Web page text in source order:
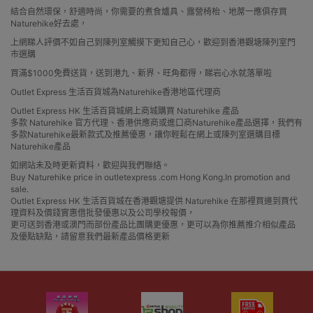
結合自然環保，舒適時尚，你需要的煮食爐具、露營椅枱、地蓆一應俱存買
Naturehike好去處，
上網睇人評價不如自己到陳列室觸摸下更知自己心，歡迎到香港觀塘陳列室門
市選購
買滿$1000免費送貨，送到港九、新界、旺角都得，睇岩心水就落單啦
Outlet Express 生活百貨城為Naturehike香港地區代理商
Outlet Express HK 生活百貨城網上商城購買 Naturehike 產品
多款 Naturehike 官方代理、香港供應商或進口商Naturehike產品選擇，我們有
多款Naturehike最新款式及推薦優惠，讓你輕鬆在網上或陳列室選購目標
Naturehike產品
如網站未及時更新資料，歡迎與我們聯絡。
Buy Naturehike price in outletexpress .com Hong Kong.In promotion and
sale.
Outlet Express HK 生活百貨城在香港觀塘提供 Naturehike 在那裡買邊到買代
理資料及價錢實惠借批發優惠以及公司學校報價，
更可送到香港或澳門而部份產品比團購更優惠，更可以為你推薦推介相似產品
及優點缺點，請留意我們最新產品價格更新